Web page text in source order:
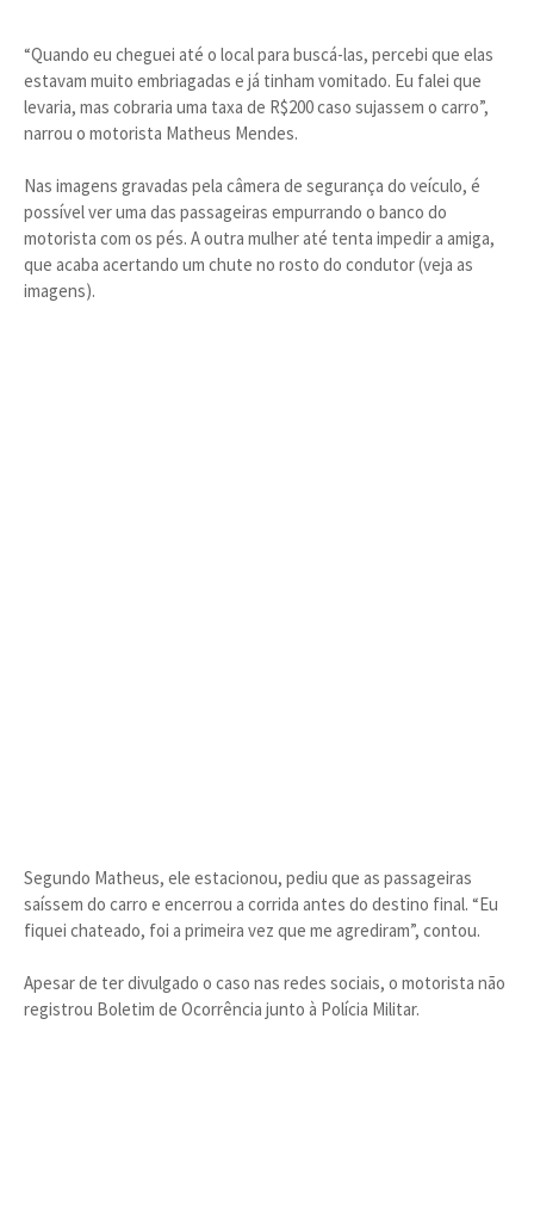
“Quando eu cheguei até o local para buscá-las, percebi que elas
estavam muito embriagadas e já tinham vomitado. Eu falei que
levaria, mas cobraria uma taxa de R$200 caso sujassem o carro”,
narrou o motorista Matheus Mendes.
Nas imagens gravadas pela câmera de segurança do veículo, é
possível ver uma das passageiras empurrando o banco do
motorista com os pés. A outra mulher até tenta impedir a amiga,
que acaba acertando um chute no rosto do condutor (veja as
imagens).
Segundo Matheus, ele estacionou, pediu que as passageiras
saíssem do carro e encerrou a corrida antes do destino final. “Eu
fiquei chateado, foi a primeira vez que me agrediram”, contou.
Apesar de ter divulgado o caso nas redes sociais, o motorista não
registrou Boletim de Ocorrência junto à Polícia Militar.